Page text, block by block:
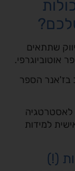
שתתאים
אוטוביוגרפי.
בז'אנר הספר
לאסטרטגיה
למידות
(!)